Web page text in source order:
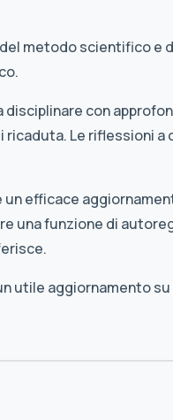
metodo scientifico e
disciplinare con
Le riflessioni
efficace
una funzione di
utile aggiornamento